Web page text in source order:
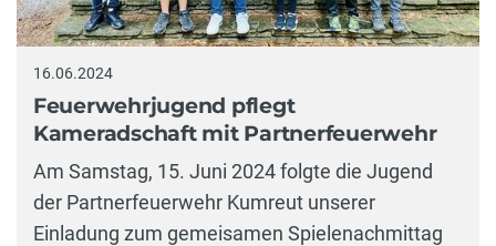
16.06.2024
Feuerwehrjugend pflegt
Kameradschaft mit Partnerfeuerwehr
Am Samstag, 15. Juni 2024 folgte die Jugend
der Partnerfeuerwehr Kumreut unserer
Einladung zum gemeisamen Spielenachmittag